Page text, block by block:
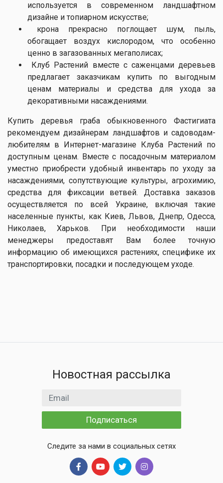
используется в современном ландшафтном
дизайне и топиарном искусстве;
крона прекрасно поглощает шум, пыль,
обогащает воздух кислородом, что особенно
ценно в загазованных мегаполисах;
Клуб Растений вместе с саженцами деревьев
предлагает заказчикам купить по выгодным
ценам материалы и средства для ухода за
декоративными насаждениями.
Купить деревья граба обыкновенного Фастигиата
рекомендуем дизайнерам ландшафтов и садоводам-
любителям в Интернет-магазине Клуба Растений по
доступным ценам. Вместе с посадочным материалом
уместно приобрести удобный инвентарь по уходу за
насаждениями, сопутствующие культуры, агрохимию,
средства для фиксации ветвей. Доставка заказов
осуществляется по всей Украине, включая такие
населенные пункты, как Киев, Львов, Днепр, Одесса,
Николаев, Харьков. При необходимости наши
менеджеры предоставят Вам более точную
информацию об имеющихся растениях, специфике их
транспортировки, посадки и последующем уходе.
Новостная рассылка
Email адрес
Подписаться
Следите за нами в социальных сетях